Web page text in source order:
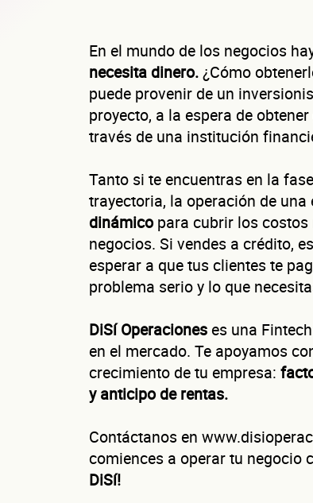
En el mundo de los negocios
necesita dinero.¿Cómo
puede provenir de un
proyecto, a la espera de
través de una institución
Tanto si te encuentras en la
trayectoria, la operación de una
dinámico para cubrir los
negocios. Si vendes a crédito,
esperar a que tus clientes te
problema serio y lo que
DiSí Operacioneses una
en el mercado. Te apoyamos
crecimiento de tu empresa:
y anticipo de rentas.
Contáctanos en
comiences a operar tu negocio
DiSí!
Esto
No te